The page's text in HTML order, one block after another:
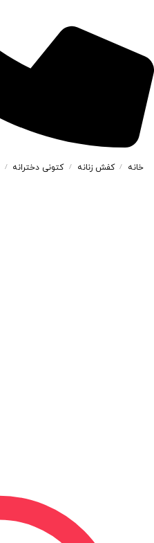
خانه / کفش زنانه / کتونی دخترانه /